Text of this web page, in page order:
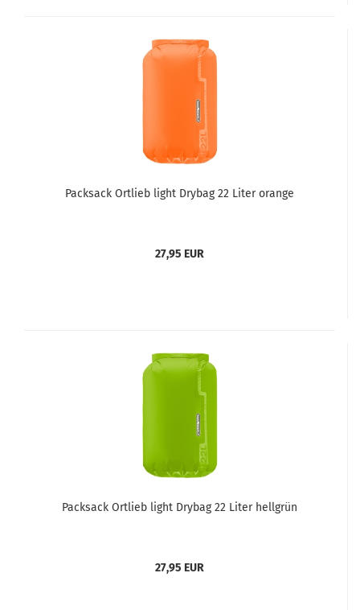
Packsack Ortlieb light Drybag 22 Liter orange
27,95 EUR
Packsack Ortlieb light Drybag 22 Liter hellgrün
27,95 EUR